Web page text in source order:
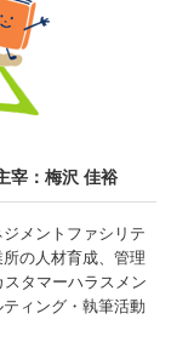
宰：梅沢 佳裕
メントファシリテ
の人材育成、管理
タマーハラスメン
ィング・執筆活動